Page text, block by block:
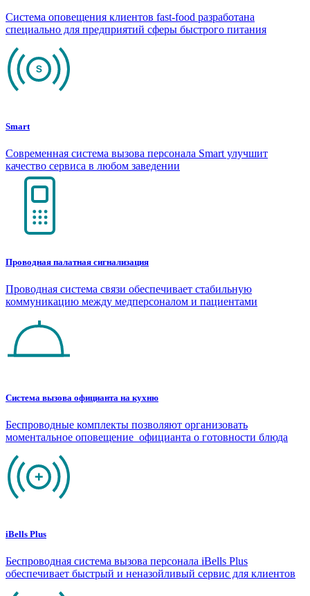
Система оповещения клиентов fast-food разработана
специально для предприятий сферы быстрого питания
Smart
Современная система вызова персонала Smart улучшит
качество сервиса в любом заведении
Проводная палатная сигнализация
Проводная система связи обеспечивает стабильную
коммуникацию между медперсоналом и пациентами
Система вызова официанта на кухню
Беспроводные комплекты позволяют организовать
моментальное оповещение официанта о готовности блюда
iBells Plus
Беспроводная система вызова персонала iBells Plus
обеспечивает быстрый и неназойливый сервис для клиентов